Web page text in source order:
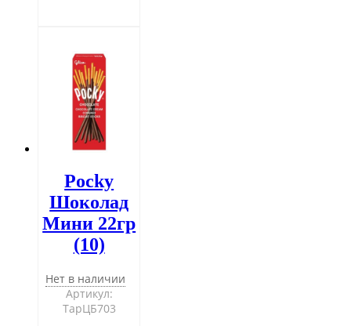
Pocky
Шоколад
Мини 22гр
(10)
Нет в наличии
Артикул:
ТарЦБ703